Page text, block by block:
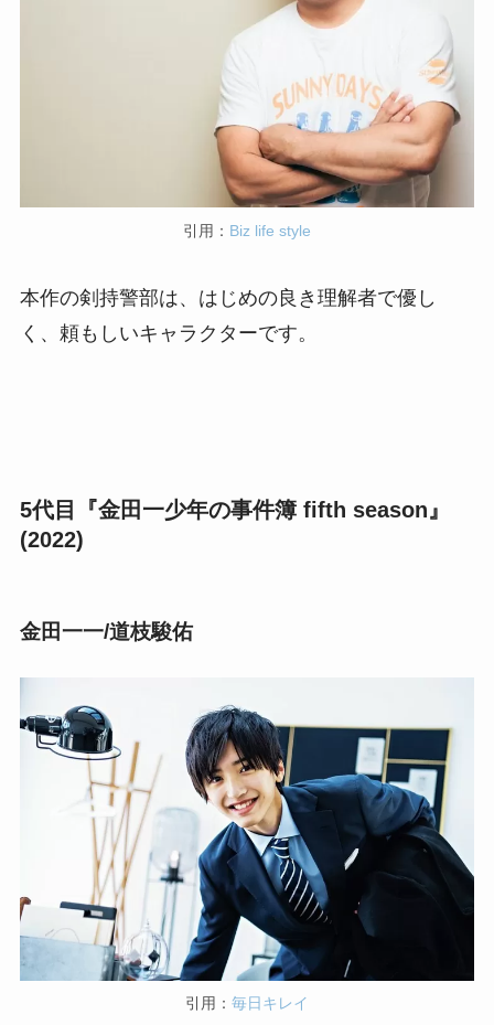
引用： Biz life style
本作の剣持警部は、はじめの良き理解者で優し
く、頼もしいキャラクターです。
5代目『金田一少年の事件簿 fifth season』
(2022)
金田一一/道枝駿佑
引用： 毎日キレイ